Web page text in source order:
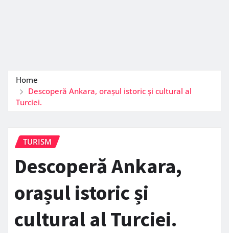
Home
Descoperă Ankara, orașul istoric și cultural al
Turciei.
TURISM
Descoperă Ankara,
orașul istoric și
cultural al Turciei.